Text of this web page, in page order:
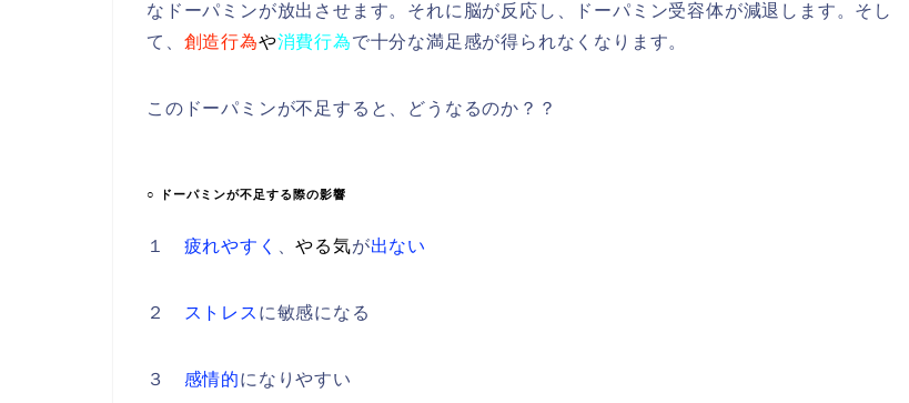
なドーパミンが放出させます。それに脳が反応し、ドーパミン受容体が減退します。そし
て、 創造行為や消費行為で十分な満足感が得られなくなります。
このドーパミンが不足すると、どうなるのか？？
○ ドーパミンが不足する際の影響
１ 疲れやすく 、やる気が出ない
２ ストレス に敏感になる
３ 感情的になりやすい